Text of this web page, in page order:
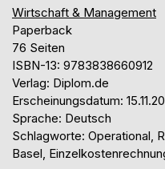
Wirtschaft & Management
Paperback
76 Seiten
ISBN-13: 9783838660912
Verlag: Diplom.de
Erscheinungsdatum:
Sprache: Deutsch
Schlagworte: Operational,
Basel,